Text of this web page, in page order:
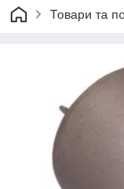
Товари та